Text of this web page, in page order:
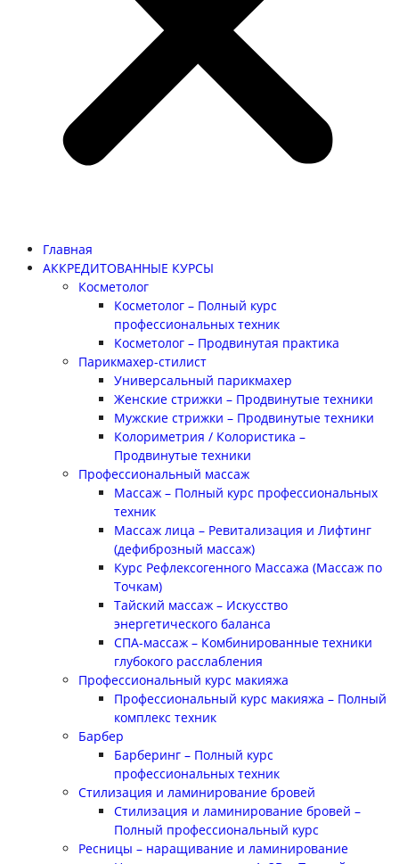
Главная
АККРЕДИТОВАННЫЕ КУРСЫ
Косметолог
Косметолог – Полный курс
профессиональных техник
Косметолог – Продвинутая практика
Парикмахер-стилист
Универсальный парикмахер
Женские стрижки – Продвинутые техники
Мужские стрижки – Продвинутые техники
Колориметрия / Колористика –
Продвинутые техники
Профессиональный массаж
Массаж – Полный курс профессиональных
техник
Массаж лица – Ревитализация и Лифтинг
(дефиброзный массаж)
Курс Рефлексогенного Массажа (Массаж по
Точкам)
Тайский массаж – Искусство
энергетического баланса
СПА-массаж – Комбинированные техники
глубокого расслабления
Профессиональный курс макияжа
Профессиональный курс макияжа – Полный
комплекс техник
Барбер
Барберинг – Полный курс
профессиональных техник
Стилизация и ламинирование бровей
Стилизация и ламинирование бровей –
Полный профессиональный курс
Ресницы – наращивание и ламинирование